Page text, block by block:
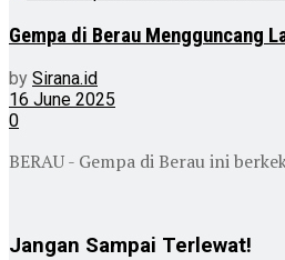
Gempa di Berau Mengguncang
by Sirana.id
16 June 2025
0
BERAU - Gempa di Berau ini
Jangan Sampai Terlewat!